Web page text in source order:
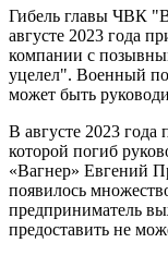
Гибель главы ЧВК
августе 2023 года
компании с
уцелел". Военный
может быть
В августе 2023 года
которой погиб
«Вагнер» Евгений
появилось
предприниматель
предоставить не